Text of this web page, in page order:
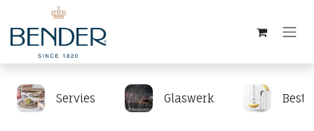
Overslaan naar inhoud
Servies Glaswerk